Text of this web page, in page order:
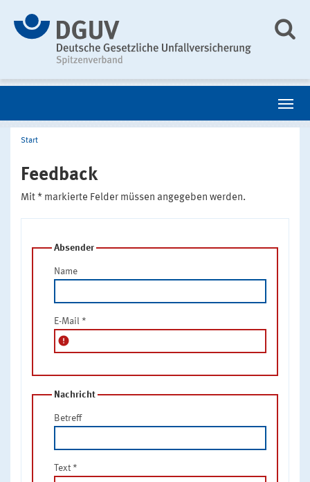
Start
Feedback
Mit * markierte Felder müssen angegeben werden.
Absender
Name
E-Mail *
error
Nachricht
Betreff
Text *